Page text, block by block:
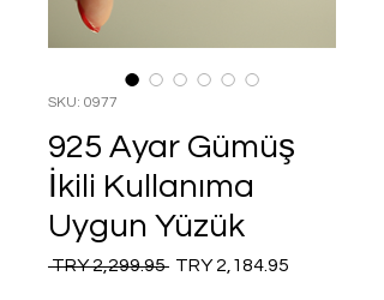
SKU: 0977
925 Ayar Gümüş
İkili Kullanıma
Uygun Yüzük
TRY 2,299.95 Regular
TRY 2,184.95